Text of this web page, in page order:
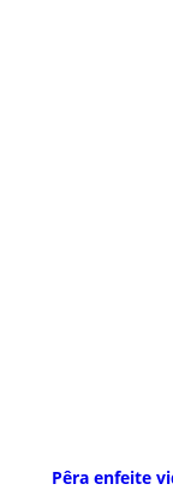
Pêra enfeite